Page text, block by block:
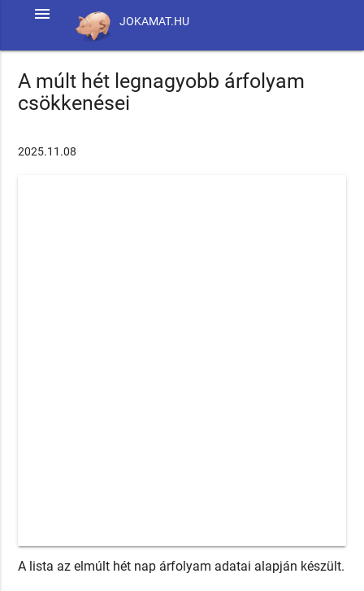
JOKAMAT.HU
menu
A múlt hét legnagyobb árfolyam
csökkenései
2025.11.08
A lista az elmúlt hét nap árfolyam adatai alapján készült.